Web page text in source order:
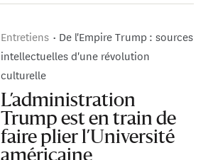
Entretiens
De l'Empire Trump : sources
intellectuelles d'une révolution
culturelle
L’administration
Trump est en train de
faire plier l’Université
américaine